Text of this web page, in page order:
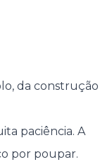
da construção
paciência. A
por poupar.